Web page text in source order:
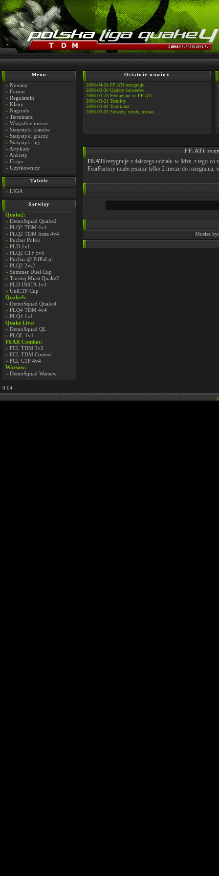
Menu
» Nowiny
» Forum
» Regulamin
» Klany
» Nagrody
» Terminarz
» Wszystkie mecze
» Statystyki klanów
» Statystyki graczy
» Statystyki ligi
» Artykuły
» Ankiety
» Ekipa
» Użytkownicy
Tabele
» LIGA
Serwisy
Quake2:
» DemoSquad Quake2
» PLQ2 TDM 4v4
» PLQ2 TDM Insta 4v4
» Puchar Polski
» PLD 1v1
» PLQ2 CTF 5v5
» Puchar @ PifPaf.pl
» PLQ2 2vs2
» Summer Duel Cup
» Turniej Miast Quake2
» PLD INSTA 1v1
» UniCTF Cup
Quake4:
» DemoSquad Quake4
» PLQ4 TDM 4v4
» PLQ4 1v1
Quake Live:
» DemoSquad QL
» PLQL 1v1
FEAR Combat:
» FCL TDM 3v3
» FCL TDM Control
» FCL CTF 4v4
Warsow:
» DemoSquad Warsow
Ostatnie nowiny
2006-04-24 FF.ATi rezygnuje
2006-03-30 Update Serwerów
2006-03-23 Pentagram vs FF.ATi
2006-03-21 Terminy
2006-03-04 Terminarz
2006-03-03 Serwery, mody, ustawi ...
FF.ATi
FF.ATi rezygnuje z dalszego udziału w lidze, z tego
FearFactory miało jeszcze tylko 2 mecze do
Musisz
0.04